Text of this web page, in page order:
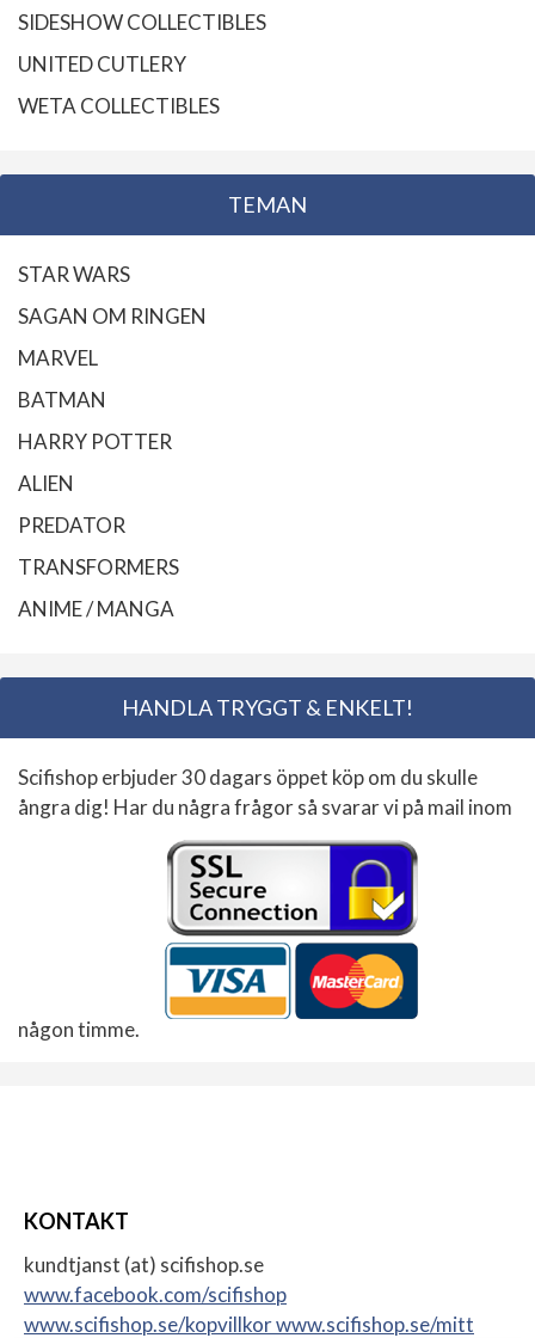
SIDESHOW COLLECTIBLES
UNITED CUTLERY
WETA COLLECTIBLES
TEMAN
STAR WARS
SAGAN OM RINGEN
MARVEL
BATMAN
HARRY POTTER
ALIEN
PREDATOR
TRANSFORMERS
ANIME / MANGA
HANDLA TRYGGT & ENKELT!
Scifishop erbjuder 30 dagars öppet köp om du skulle
ångra dig! Har du några frågor så svarar vi på mail inom
någon timme.
KONTAKT
kundtjanst (at) scifishop.se
www.facebook.com/scifishop
www.scifishop.se/kopvillkorwww.scifishop.se/mitt